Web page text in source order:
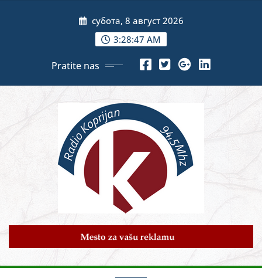
субота, 8 август 2026
3:28:49 AM
Pratite nas